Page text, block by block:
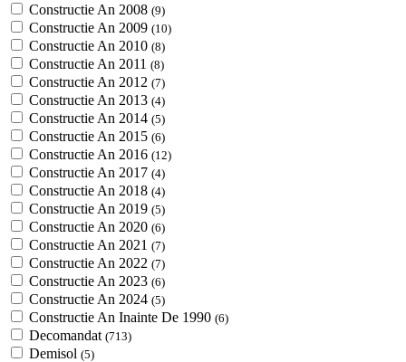
Constructie An 2008 (9)
Constructie An 2009 (10)
Constructie An 2010 (8)
Constructie An 2011 (8)
Constructie An 2012 (7)
Constructie An 2013 (4)
Constructie An 2014 (5)
Constructie An 2015 (6)
Constructie An 2016 (12)
Constructie An 2017 (4)
Constructie An 2018 (4)
Constructie An 2019 (5)
Constructie An 2020 (6)
Constructie An 2021 (7)
Constructie An 2022 (7)
Constructie An 2023 (6)
Constructie An 2024 (5)
Constructie An Inainte De 1990 (6)
Decomandat (713)
Demisol (5)